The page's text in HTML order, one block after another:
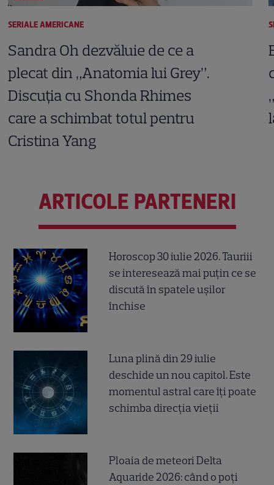
SERIALE AMERICANE
Sandra Oh dezvăluie de ce a
plecat din „Anatomia lui Grey”.
Discuția cu Shonda Rhimes
care a schimbat totul pentru
Cristina Yang
ARTICOLE PARTENERI
Horoscop 30 iulie 2026. Tauriii
se interesează mai puțin ce se
discută în spatele ușilor
închise
Luna plină din 29 iulie
deschide un nou capitol. Este
momentul astral care îți poate
schimba direcția vieții
Ploaia de meteori Delta
Aquaride 2026: când o poți